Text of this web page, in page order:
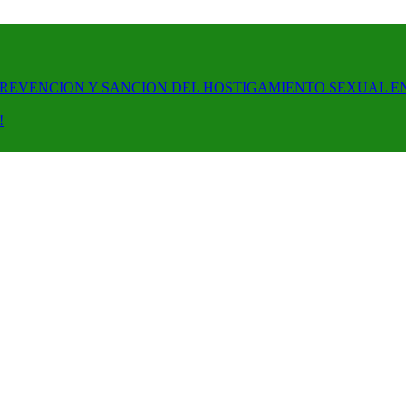
Y SANCION DEL HOSTIGAMIENTO SEXUAL